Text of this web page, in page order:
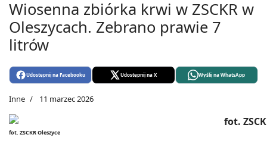
Wiosenna zbiórka krwi w ZSCKR w
Oleszycach. Zebrano prawie 7
litrów
Udostępnij na Facebooku Udostępnij na X Wyślij na WhatsApp
Inne 11 marzec 2026
fot. ZSCKR Oleszyce